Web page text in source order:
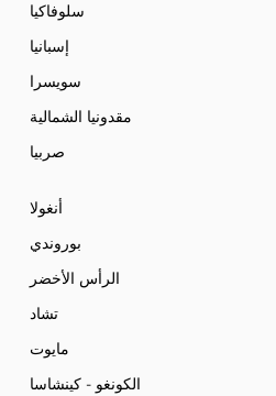
سلوفاكيا
إسبانيا
سويسرا
مقدونيا الشمالية
صربيا
أنغولا
بوروندي
الرأس الأخضر
تشاد
مايوت
الكونغو - كينشاسا